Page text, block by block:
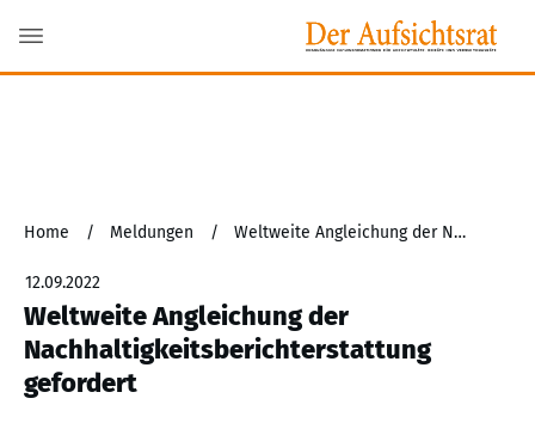
Home / Meldungen / Weltweite Angleichung der Nachhaltigkeitsberichterstattung gefordert
12.09.2022
Weltweite Angleichung der
Nachhaltigkeitsberichterstattung
gefordert